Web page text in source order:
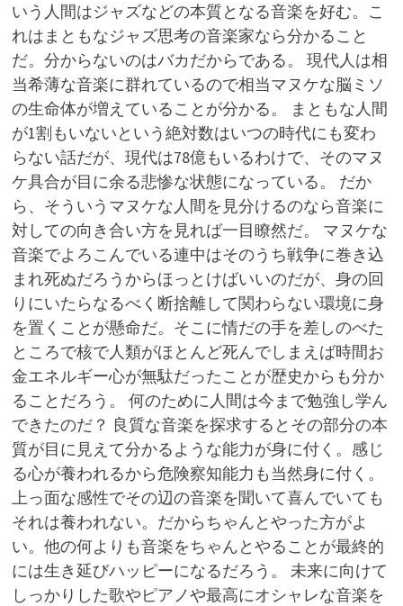
いう人間はジャズなどの本質となる音楽を好む。こ
れはまともなジャズ思考の音楽家なら分かること
だ。分からないのはバカだからである。 現代人は相
当希薄な音楽に群れているので相当マヌケな脳ミソ
の生命体が増えていることが分かる。 まともな人間
が1割もいないという絶対数はいつの時代にも変わ
らない話だが、現代は78億もいるわけで、そのマヌ
ケ具合が目に余る悲惨な状態になっている。 だか
ら、そういうマヌケな人間を見分けるのなら音楽に
対しての向き合い方を見れば一目瞭然だ。 マヌケな
音楽でよろこんでいる連中はそのうち戦争に巻き込
まれ死ぬだろうからほっとけばいいのだが、身の回
りにいたらなるべく断捨離して関わらない環境に身
を置くことが懸命だ。そこに情だの手を差しのべた
ところで核で人類がほとんど死んでしまえば時間お
金エネルギー心が無駄だったことが歴史からも分か
ることだろう。 何のために人間は今まで勉強し学ん
できたのだ？ 良質な音楽を探求するとその部分の本
質が目に見えて分かるような能力が身に付く。感じ
る心が養われるから危険察知能力も当然身に付く。
上っ面な感性でその辺の音楽を聞いて喜んでいても
それは養われない。だからちゃんとやった方がよ
い。他の何よりも音楽をちゃんとやることが最終的
には生き延びハッピーになるだろう。 未来に向けて
しっかりした歌やピアノや最高にオシャレな音楽を